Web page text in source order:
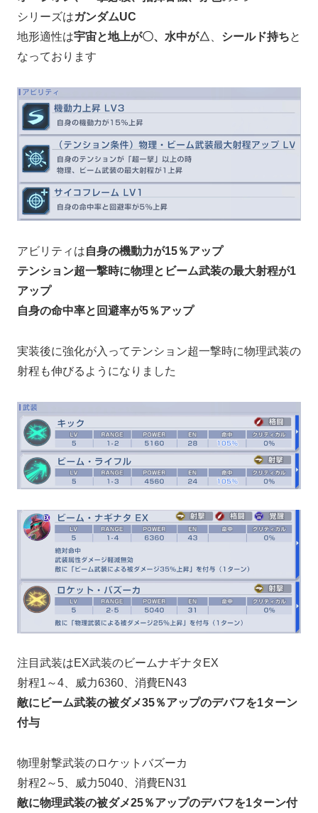
シリーズはガンダムUC
地形適性は宇宙と地上が〇、水中が△、 シールド持ちと
なっております
アビリティは自身の機動力が15％アップ
テンション超一撃時に物理とビーム武装の最大射程が1
アップ
自身の命中率と回避率が5％アップ
実装後に強化が入ってテンション超一撃時に物理武装の
射程も伸びるようになりました
注目武装はEX武装のビームナギナタEX
射程1～4、威力6360、消費EN43
敵にビーム武装の被ダメ35％アップのデバフを1ターン
付与
物理射撃武装のロケットバズーカ
射程2～5、威力5040、消費EN31
敵に物理武装の被ダメ25％アップのデバフを1ターン付